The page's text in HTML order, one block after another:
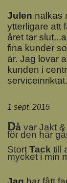
Julen nalkas
ytterligare att
året tar
fina kunder
är. Jag lovar
kunden i
serviceinriktat.
1 sept. 2015
Då var Jakt
för den här
Stort Tack till
mycket i min